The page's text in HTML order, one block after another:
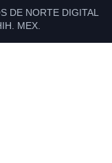
DE NORTE DIGITAL
MEX.